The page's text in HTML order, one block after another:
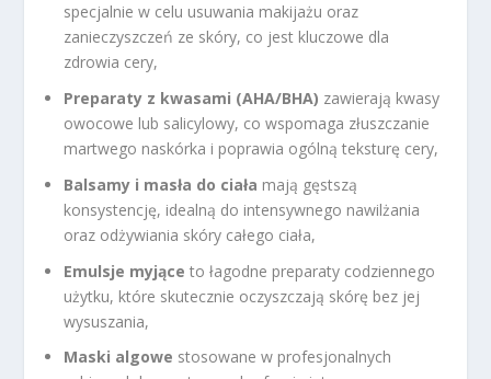
specjalnie w celu usuwania makijażu oraz
zanieczyszczeń ze skóry, co jest kluczowe dla
zdrowia cery,
Preparaty z kwasami (AHA/BHA) zawierają kwasy
owocowe lub salicylowy, co wspomaga złuszczanie
martwego naskórka i poprawia ogólną teksturę cery,
Balsamy i masła do ciała mają gęstszą
konsystencję, idealną do intensywnego nawilżania
oraz odżywiania skóry całego ciała,
Emulsje myjące to łagodne preparaty codziennego
użytku, które skutecznie oczyszczają skórę bez jej
wysuszania,
Maski algowe stosowane w profesjonalnych